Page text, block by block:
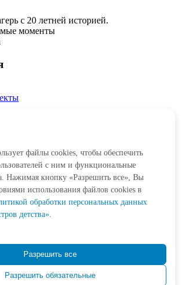
с 20 летней историей.
моменты
сети
47
файлы cookies, чтобы обеспечить
с ним и функциональные
Нажимая кнопку «Разрешить все», Вы
использования файлов cookies в
обработки персональных данных
детства».
Разрешить все
Разрешить обязательные